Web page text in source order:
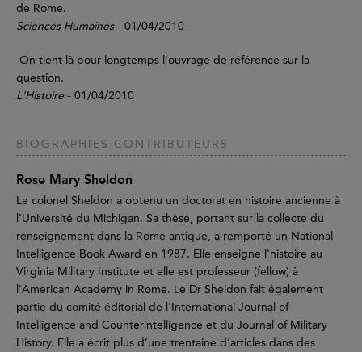
de Rome.
Sciences Humaines- 01/04/2010
On tient là pour longtemps l'ouvrage de référence sur la
question.
L'Histoire - 01/04/2010
BIOGRAPHIES CONTRIBUTEURS
Rose Mary Sheldon
Le colonel Sheldon a obtenu un doctorat en histoire ancienne à
l'Université du Michigan. Sa thèse, portant sur la collecte du
renseignement dans la Rome antique, a remporté un National
Intelligence Book Award en 1987. Elle enseigne l'histoire au
Virginia Military Institute et elle est professeur (fellow) à
l'American Academy in Rome. Le Dr Sheldon fait également
partie du comité éditorial de l'International Journal of
Intelligence and Counterintelligence et du Journal of Military
History. Elle a écrit plus d’une trentaine d’articles dans des